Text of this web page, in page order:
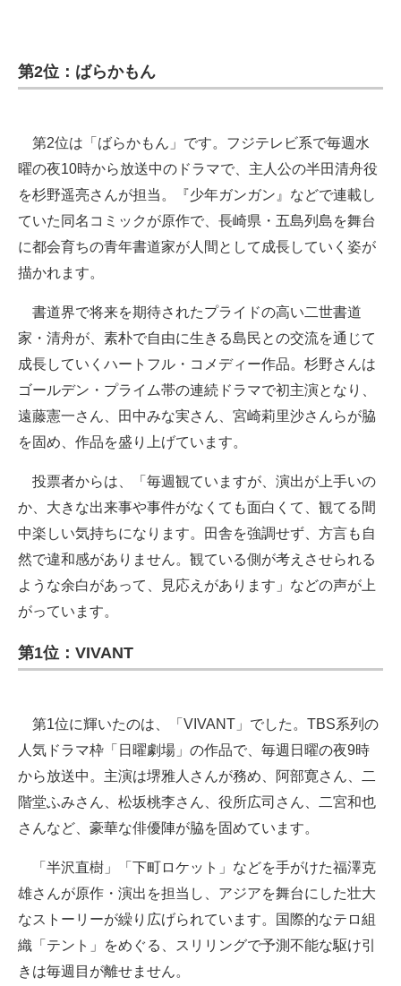
第2位：ばらかもん
第2位は「ばらかもん」です。フジテレビ系で毎週水
曜の夜10時から放送中のドラマで、主人公の半田清舟役
を杉野遥亮さんが担当。『少年ガンガン』などで連載し
ていた同名コミックが原作で、長崎県・五島列島を舞台
に都会育ちの青年書道家が人間として成長していく姿が
描かれます。
書道界で将来を期待されたプライドの高い二世書道
家・清舟が、素朴で自由に生きる島民との交流を通じて
成長していくハートフル・コメディー作品。杉野さんは
ゴールデン・プライム帯の連続ドラマで初主演となり、
遠藤憲一さん、田中みな実さん、宮崎莉里沙さんらが脇
を固め、作品を盛り上げています。
投票者からは、「毎週観ていますが、演出が上手いの
か、大きな出来事や事件がなくても面白くて、観てる間
中楽しい気持ちになります。田舎を強調せず、方言も自
然で違和感がありません。観ている側が考えさせられる
ような余白があって、見応えがあります」などの声が上
がっています。
第1位：VIVANT
第1位に輝いたのは、「VIVANT」でした。TBS系列の
人気ドラマ枠「日曜劇場」の作品で、毎週日曜の夜9時
から放送中。主演は堺雅人さんが務め、阿部寛さん、二
階堂ふみさん、松坂桃李さん、役所広司さん、二宮和也
さんなど、豪華な俳優陣が脇を固めています。
「半沢直樹」「下町ロケット」などを手がけた福澤克
雄さんが原作・演出を担当し、アジアを舞台にした壮大
なストーリーが繰り広げられています。国際的なテロ組
織「テント」をめぐる、スリリングで予測不能な駆け引
きは毎週目が離せません。